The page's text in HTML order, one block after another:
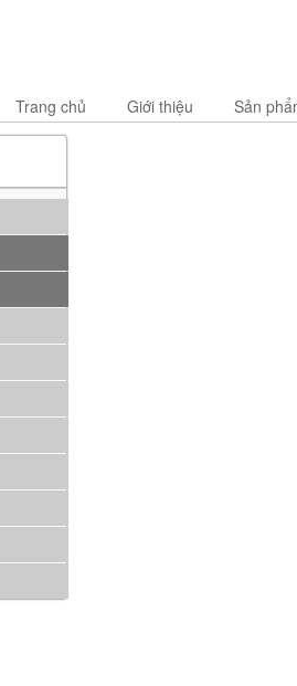
Trang chủ Giới thiệu Sản